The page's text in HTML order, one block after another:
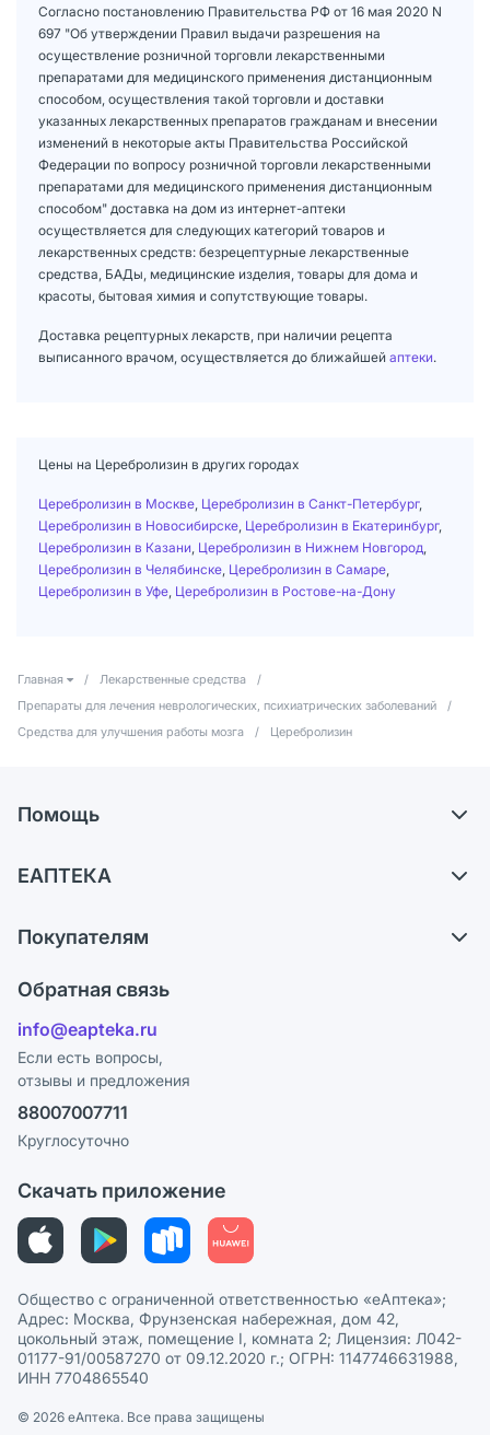
Согласно постановлению Правительства РФ от 16 мая 2020 N
697 "Об утверждении Правил выдачи разрешения на
осуществление розничной торговли лекарственными
препаратами для медицинского применения дистанционным
способом, осуществления такой торговли и доставки
указанных лекарственных препаратов гражданам и внесении
изменений в некоторые акты Правительства Российской
Федерации по вопросу розничной торговли лекарственными
препаратами для медицинского применения дистанционным
способом" доставка на дом из интернет-аптеки
осуществляется для следующих категорий товаров и
лекарственных средств: безрецептурные лекарственные
средства, БАДы, медицинские изделия, товары для дома и
красоты, бытовая химия и сопутствующие товары.
Доставка рецептурных лекарств, при наличии рецепта
выписанного врачом, осуществляется до ближайшей аптеки.
Цены на Церебролизин в других городах
Церебролизин в Москве Церебролизин в Санкт-Петербург,
Церебролизин в Новосибирске Церебролизин в Екатеринбург,
Церебролизин в Казани Церебролизин в Нижнем Новгород
Церебролизин в Челябинске Церебролизин в Самаре
Церебролизин в Уфе Церебролизин в Ростове-на-Дону
Главная / Лекарственные средства
/
Препараты для лечения неврологических, психиатрических заболеваний
/
Средства для улучшения работы мозга
/ Церебролизин
Помощь
Самовывоз из аптек
Ответы на вопросы
Блог
ЕАПТЕКА
Карьера
Поставщики
Лицензия
Реклама на сайте
Ваши товары на ЕАПТЕКЕ
Покупателям
Программа СберСпасибо
Политика конфиденциальности
Пользовательское соглашение
Политика рекомендаций
Этика и соответствие
Политика в отношении обработки персональных данных
Обратная связь
info@eapteka.ru
Если есть вопросы,
отзывы и предложения
88007007711
Круглосуточно
Скачать приложение
Общество с ограниченной ответственностью «еАптека»;
Адрес: Москва, Фрунзенская набережная, дом 42,
цокольный этаж, помещение I, комната 2; Лицензия: Л042-
01177-91/00587270 от 09.12.2020 г.; ОГРН: 1147746631988,
ИНН 7704865540
© 2026 eАптека. Все права защищены